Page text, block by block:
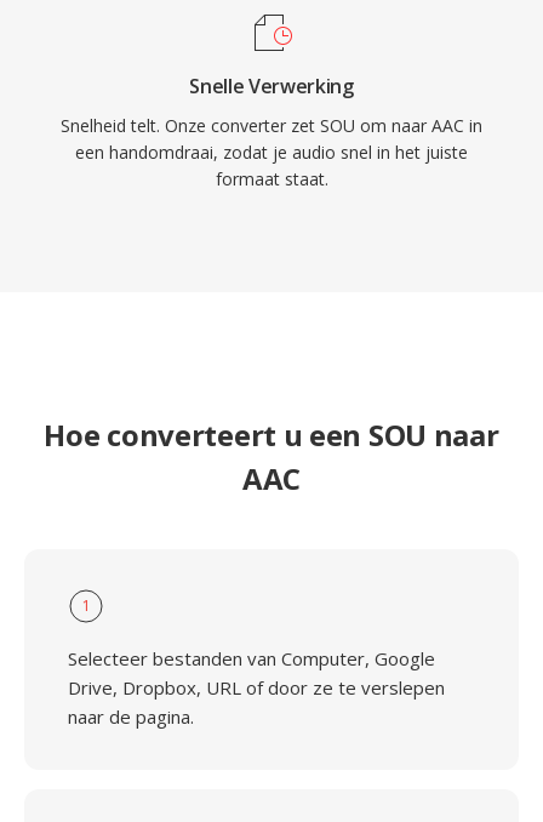
Snelle Verwerking
Snelheid telt. Onze converter zet SOU om naar AAC in
een handomdraai, zodat je audio snel in het juiste
formaat staat.
Hoe converteert u een SOU naar
AAC
1
Selecteer bestanden van Computer, Google
Drive, Dropbox, URL of door ze te verslepen
naar de pagina.